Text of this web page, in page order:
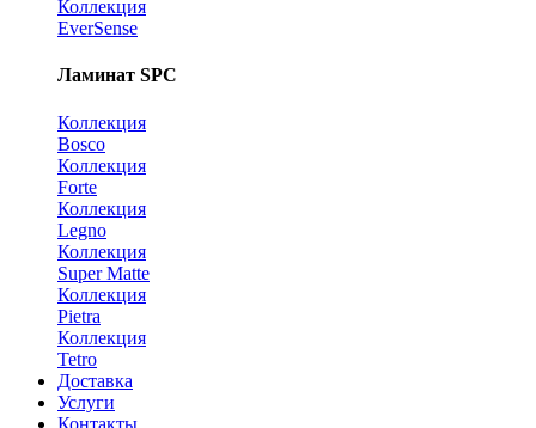
Коллекция
EverSense
Ламинат SPC
Коллекция
Bosco
Коллекция
Forte
Коллекция
Legno
Коллекция
Super Matte
Коллекция
Pietra
Коллекция
Tetro
Доставка
Услуги
Контакты